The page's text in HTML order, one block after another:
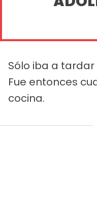
Sólo iba a tardar
Fue entonces
cocina.